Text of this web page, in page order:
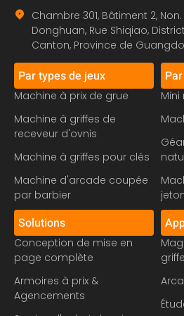
Chambre 301, Bâtiment 2,
Donghuan, Rue Shiqiao,
Canton, Province de
Par types de jeux
Machine à prix de grue
Machine à griffes de
receveur d'ovnis
Machine à griffes pour clés
Machine d'arcade coupée
par barbier
Solutions
Conception de mise en
page complète
Armoires à prix &
Agencements